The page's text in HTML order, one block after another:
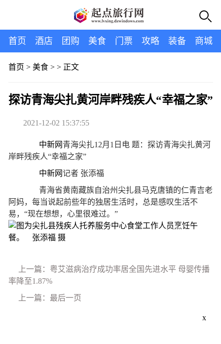
首页 酒店 团购 美食 门票 攻略 装备 商城
首页 > 美食> > 正文
探访青海尖扎黄河岸畔残疾人“幸福之家”
2021-12-02 15:37:55
中新网 青海尖扎12月1日电 题：探访青海尖扎黄河
岸畔残疾人“幸福之家”
中新网记者 张添福
青海省黄南藏族自治州尖扎县马克唐镇的仁青吉老
阿妈，每当说起前些年的独居生活时，总是感叹生活不
易，“现在想想，心里很难过。”
上一篇：粤艾滋病治疗成功率居全国先进水平 母婴传播
率降至1.87%
上一篇：最后一页
x